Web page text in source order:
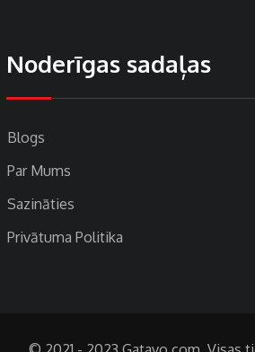
Noderīgas sadaļas
Blogs
Par Mums
Sazināties
Privātuma Politika